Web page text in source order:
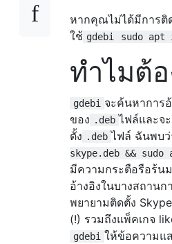
หากคุณไม่ได้มีการติ
ใช้ gdebi sudo
ทำไมต้
gdebi จะค้นหาการ
ของ .deb ไฟล์และจ
ตั้ง .deb ไฟล์ ฉันพบว่
skype.deb &&
มีความกระตือรือร้น
อ้างอิงในบางสถาน
พยายามติดตั้ง
(!) รวมถึงแพ็คเกจ
gdebi ให้ข้อความแ